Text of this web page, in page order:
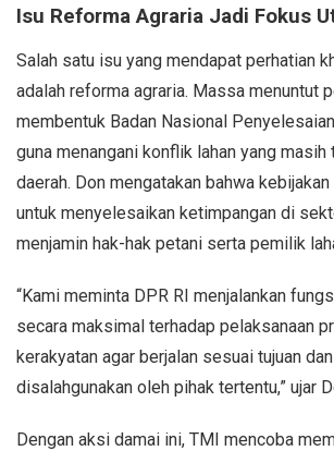
Isu Reforma Agraria Jadi Fokus
Salah satu isu yang mendapat perhatian
adalah reforma agraria. Massa menuntut
membentuk Badan Nasional
guna menangani konflik lahan yang
daerah. Don mengatakan bahwa
untuk menyelesaikan ketimpangan di
menjamin hak-hak petani serta pemilik
“Kami meminta DPR RI menjalankan
secara maksimal terhadap pelaksanaan
kerakyatan agar berjalan sesuai tujuan
disalahgunakan oleh pihak tertentu,” ujar
Dengan aksi damai ini, TMI mencoba